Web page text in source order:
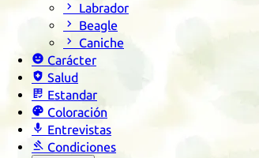
 Labrador
 Beagle
 Caniche
 Carácter
 Salud
 Estandar
 Coloración
 Entrevistas
 Condiciones